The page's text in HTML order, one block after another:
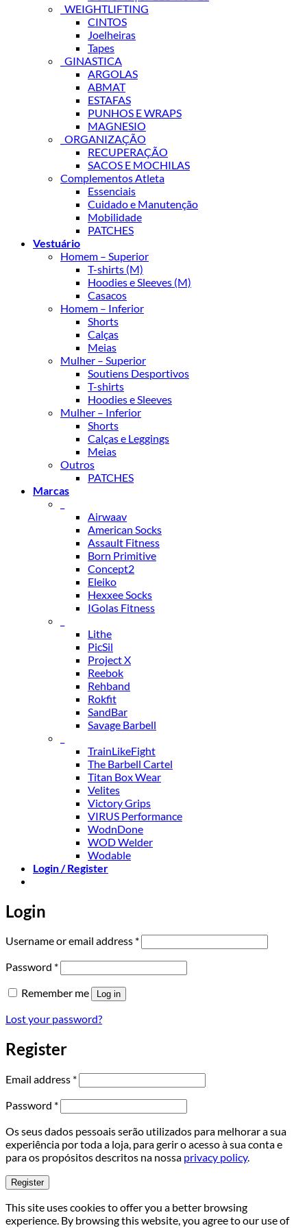
_WEIGHTLIFTING
CINTOS
Joelheiras
Tapes
_GINASTICA
ARGOLAS
ABMAT
ESTAFAS
PUNHOS E WRAPS
MAGNESIO
_ORGANIZAÇÃO
RECUPERAÇÃO
SACOS E MOCHILAS
Complementos Atleta
Essenciais
Cuidado e Manutenção
Mobilidade
PATCHES
Vestuário
Homem – Superior
T-shirts (M)
Hoodies e Sleeves (M)
Casacos
Homem – Inferior
Shorts
Calças
Meias
Mulher – Superior
Soutiens Desportivos
T-shirts
Hoodies e Sleeves
Mulher – Inferior
Shorts
Calças e Leggings
Meias
Outros
PATCHES
Marcas
Airwaav
American Socks
Assault Fitness
Born Primitive
Concept2
Eleiko
Hexxee Socks
IGolas Fitness
Lithe
PicSil
Project X
Reebok
Rehband
Rokfit
SandBar
Savage Barbell
TrainLikeFight
The Barbell Cartel
Titan Box Wear
Velites
Victory Grips
VIRUS Performance
WodnDone
WOD Welder
Wodable
Login / Register
Login
Username or email address *Required
Password *Required
Remember me Log in
Lost your password?
Register
Email address *Required
Password *Required
Os seus dados pessoais serão utilizados para melhorar a sua
experiência por toda a loja, para gerir o acesso à sua conta e
para os propósitos descritos na nossa privacy policy.
Register
This site uses cookies to offer you a better browsing
experience. By browsing this website, you agree to our use of